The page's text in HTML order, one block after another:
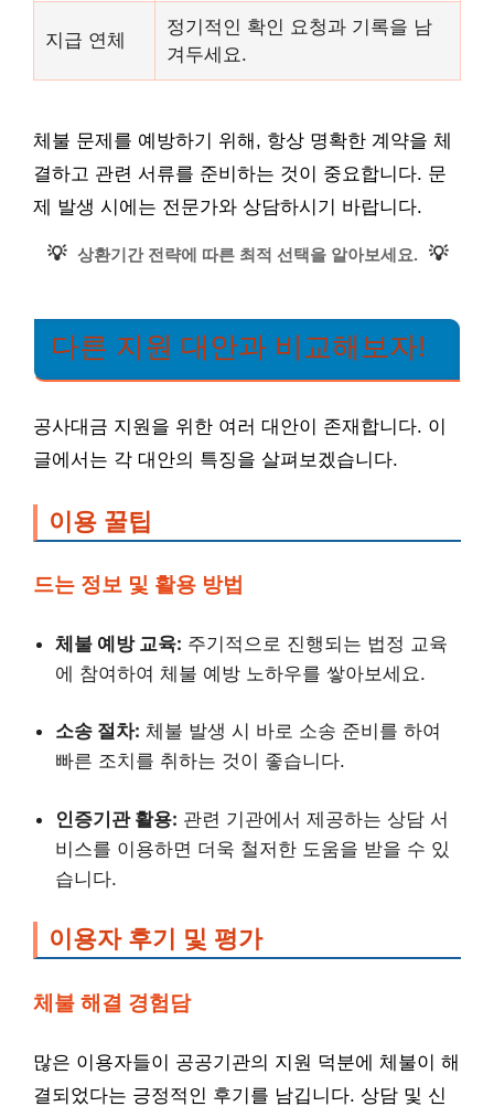
지급 연체
정기적인 확인 요청과 기록을 남
겨두세요.
체불 문제를 예방하기 위해, 항상 명확한 계약을 체
결하고 관련 서류를 준비하는 것이 중요합니다. 문
제 발생 시에는 전문가와 상담하시기 바랍니다.
💡 상환기간 전략에 따른 최적 선택을 알아보세요. 💡
다른 지원 대안과 비교해보자!
공사대금 지원을 위한 여러 대안이 존재합니다. 이
글에서는 각 대안의 특징을 살펴보겠습니다.
이용 꿀팁
드는 정보 및 활용 방법
체불 예방 교육: 주기적으로 진행되는 법정 교육
에 참여하여 체불 예방 노하우를 쌓아보세요.
소송 절차: 체불 발생 시 바로 소송 준비를 하여
빠른 조치를 취하는 것이 좋습니다.
인증기관 활용: 관련 기관에서 제공하는 상담 서
비스를 이용하면 더욱 철저한 도움을 받을 수 있
습니다.
이용자 후기 및 평가
체불 해결 경험담
많은 이용자들이 공공기관의 지원 덕분에 체불이 해
결되었다는 긍정적인 후기를 남깁니다. 상담 및 신